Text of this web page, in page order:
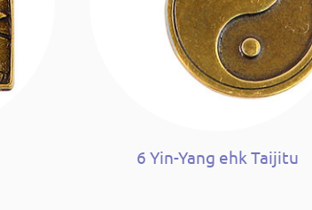
6 Yin-Yang ehk Taijitu